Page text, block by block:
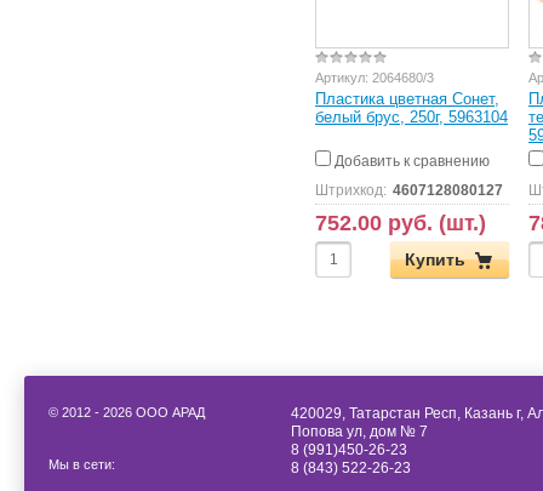
Артикул: 2064680/3
Пластика цветная Сонет,
белый брус, 250г, 5963104
Добавить к сравнению
Штрихкод: 4607128080127
752.00 руб. (шт.)
Купить
© 2012 - 2026 ООО АРАД
Мы в сети:
420029, Татарстан Респ, Казань г,
Попова ул, дом № 7
8 (991)450-26-23
8 (843) 522-26-23